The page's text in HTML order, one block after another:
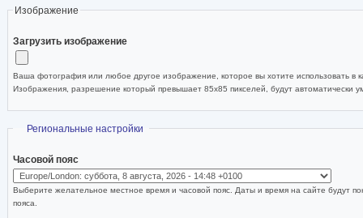
Изображение
Загрузить изображение
Ваша фотография или любое другое изображение, которое вы хотите использовать в
Изображения, разрешение который превышает 85x85 пикселей, будут автоматически
Скрыть
Региональные настройки
Часовой пояс
Выберите желательное местное время и часовой пояс. Даты и время на сайте будут
пояса.